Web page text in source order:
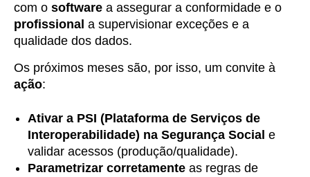
com o software a assegurar a conformidade e o
profissional a supervisionar exceções e a
qualidade dos dados.
Os próximos meses são, por isso, um convite à
ação:
Ativar a PSI (Plataforma de Serviços de
Interoperabilidade) na Segurança Social e
validar acessos (produção/qualidade).
Parametrizar corretamente as regras de